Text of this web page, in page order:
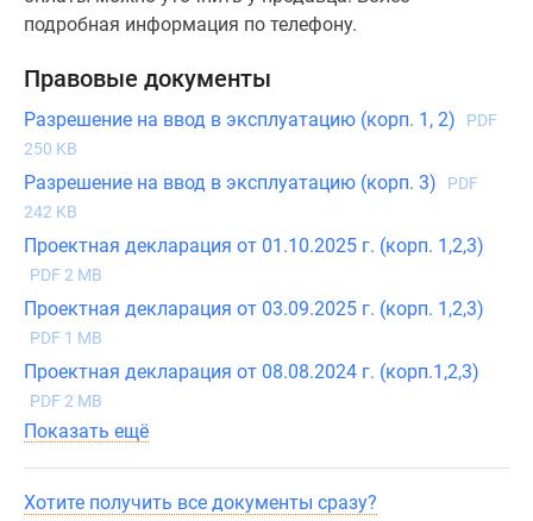
подробная информация по телефону.
Правовые документы
Разрешение на ввод в эксплуатацию (корп. 1, 2)
PDF
250 KB
Разрешение на ввод в эксплуатацию (корп. 3)
PDF
242 KB
Проектная декларация от 01.10.2025 г. (корп. 1,2,3)
PDF 2 MB
Проектная декларация от 03.09.2025 г. (корп. 1,2,3)
PDF 1 MB
Проектная декларация от 08.08.2024 г. (корп.1,2,3)
PDF 2 MB
Показать ещё
Хотите получить все документы сразу?